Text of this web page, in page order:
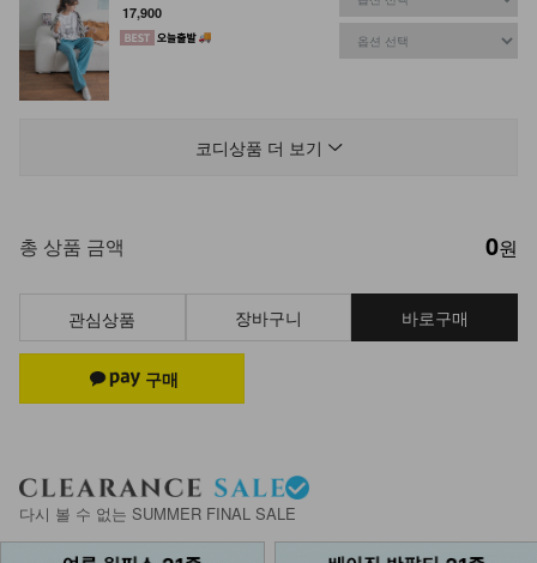
17,900
20%
코디상품 더 보기
총 상품 금액 0원
관심상품 장바구니 바로구매
다시 볼 수 없는 SUMMER FINAL SALE